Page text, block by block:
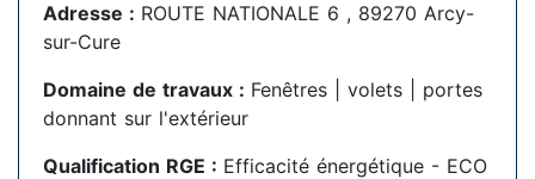
Adresse : ROUTE NATIONALE 6 , 89270 Arcy-
sur-Cure
Domaine de travaux : Fenêtres | volets | portes
donnant sur l'extérieur
Qualification RGE : Efficacité énergétique - ECO